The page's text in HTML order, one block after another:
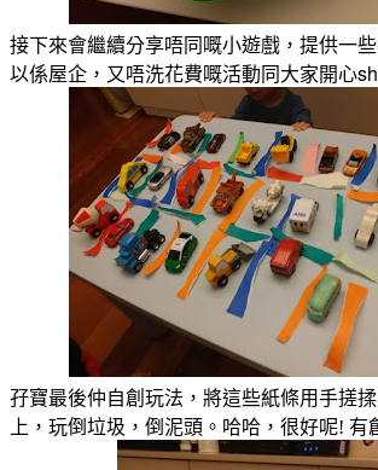
接下來會繼續分享唔同嘅小遊戲，提供一
以係屋企，又唔洗花費嘅活動同大家開心
孖寶最後仲自創玩法，將這些紙條用手搓
上，玩倒垃圾，倒泥頭。哈哈，很好呢! 有